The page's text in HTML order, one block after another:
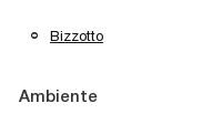
Bizzotto
Ambiente